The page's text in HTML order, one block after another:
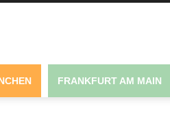
FRANKFURT AM MAIN